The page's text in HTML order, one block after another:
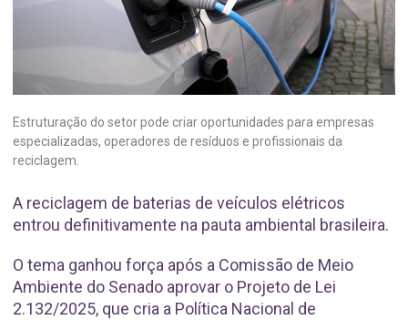
Estruturação do setor pode criar oportunidades para empresas
especializadas, operadores de resíduos e profissionais da
reciclagem.
A reciclagem de baterias de veículos elétricos
entrou definitivamente na pauta ambiental brasileira.
O tema ganhou força após a Comissão de Meio
Ambiente do Senado aprovar o Projeto de Lei
2.132/2025, que cria a Política Nacional de